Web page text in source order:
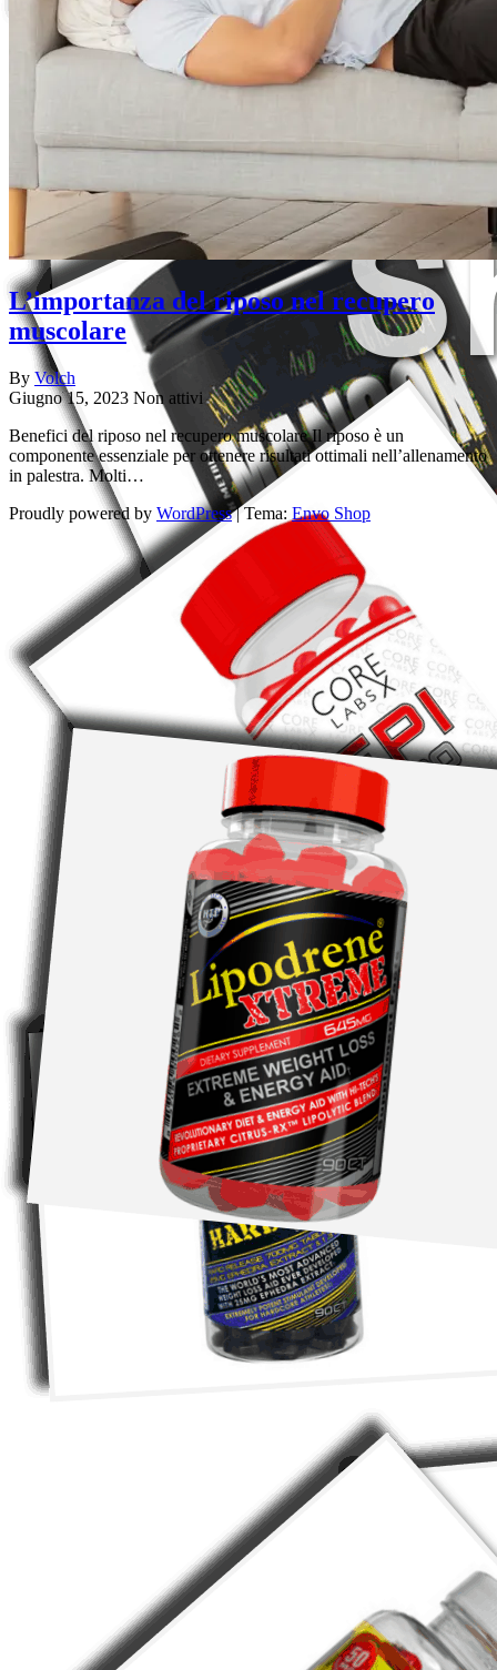
L’importanza del riposo nel recupero
muscolare
By Volch
Giugno 15, 2023 Non attivi
Benefici del riposo nel recupero muscolare Il riposo è un
componente essenziale per ottenere risultati ottimali nell’allenamento
in palestra. Molti…
Proudly powered by WordPress |Tema: Envo Shop